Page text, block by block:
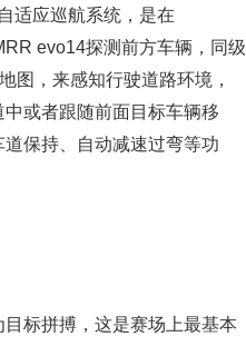
适应巡航系统，是在
evo14探测前方车辆，同级
图，来感知行驶道路环境，
或者跟随前面目标车辆移
保持、自动减速过弯等功
标拼搏，这是赛场上最基本